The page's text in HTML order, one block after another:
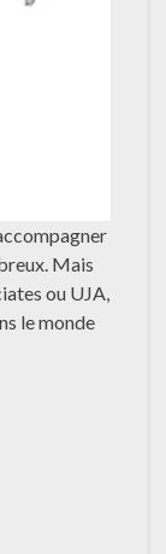
Mais
ou UJA,
le monde